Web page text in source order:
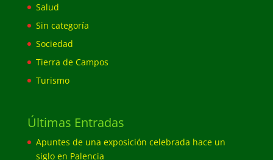
Salud
Sin categoría
Sociedad
Tierra de Campos
Turismo
Últimas Entradas
Apuntes de una exposición celebrada hace un
siglo en Palencia